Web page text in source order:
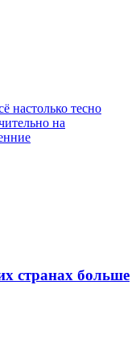
настолько тесно
на
странах больше